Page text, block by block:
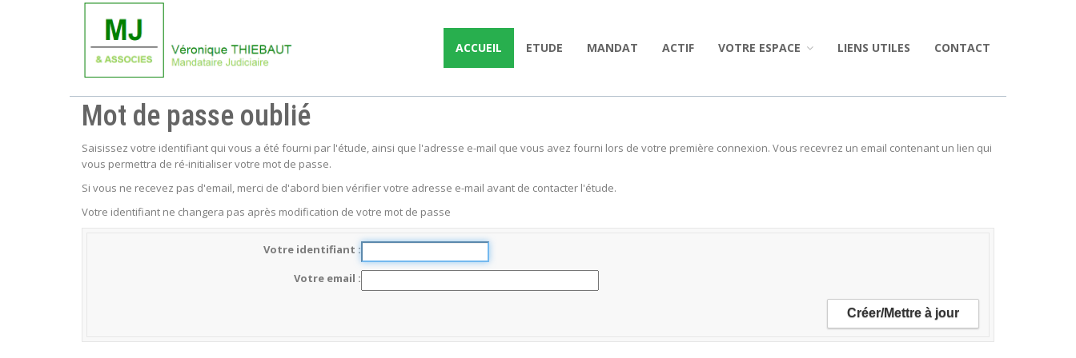
ACCUEIL ETUDE MANDAT ACTIF VOTRE ESPACE LIENS UTILES CONTACT
Mot de passe oublié
Saisissez votre identifiant qui vous a été fourni par l'étude, ainsi que l'adresse e-mail que vous avez fourni lors de votre première connexion. Vous recevrez un email contenant un lien qui
vous permettra de ré-initialiser votre mot de passe.
Si vous ne recevez pas d'email, merci de d'abord bien vérifier votre adresse e-mail avant de contacter l'étude.
Votre identifiant ne changera pas après modification de votre mot de passe
Votre identifiant
Votre email